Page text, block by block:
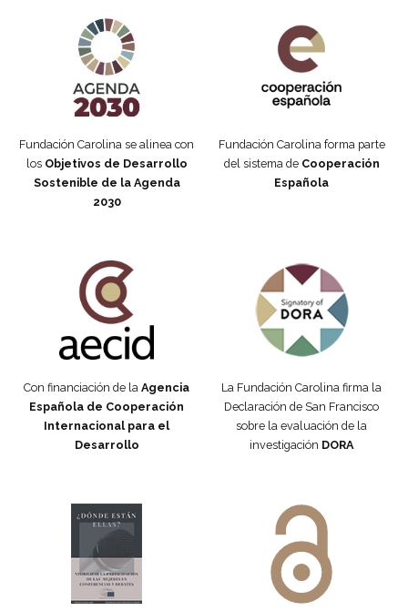
Fundación Carolina se alinea con
los Objetivos de Desarrollo
Sostenible de la Agenda
2030
Fundación Carolina forma parte
del sistema de Cooperación
Española
Con financiación de la Agencia
Española de Cooperación
Internacional para el
Desarrollo
La Fundación Carolina firma la
Declaración de San Francisco
sobre la evaluación de la
investigación DORA